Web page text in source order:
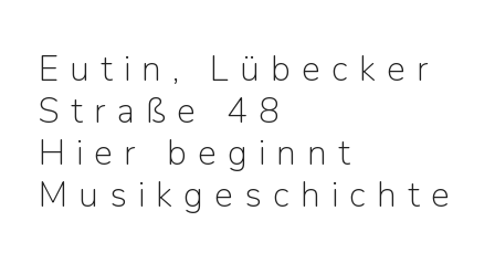
Eutin, Lübecker
Straße 48
Hier beginnt
Musikgeschichte